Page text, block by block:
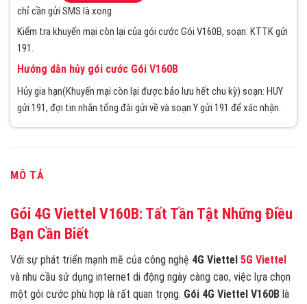
chỉ cần gửi SMS là xong
Kiểm tra khuyến mại còn lại của gói cước Gói V160B, soạn: KTTK gửi
191.
Hướng dẫn hủy gói cước Gói V160B
Hủy gia hạn(Khuyến mại còn lại được bảo lưu hết chu kỳ) soạn: HUY
gửi 191, đợi tin nhắn tổng đài gửi về và soạn Y gửi 191 để xác nhận.
MÔ TẢ
Gói 4G Viettel V160B: Tất Tần Tật Những Điều
Bạn Cần Biết
Với sự phát triển mạnh mẽ của công nghệ 4G Viettel 5G Viettel
và nhu cầu sử dụng internet di động ngày càng cao, việc lựa chọn
một gói cước phù hợp là rất quan trọng. Gói 4G Viettel V160B là